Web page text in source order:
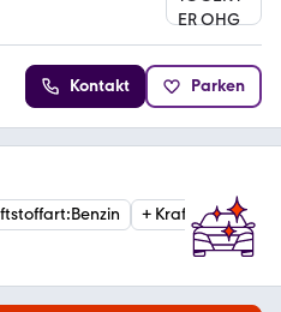
Kontakt Parken
:Benzin + Kraftstoffart